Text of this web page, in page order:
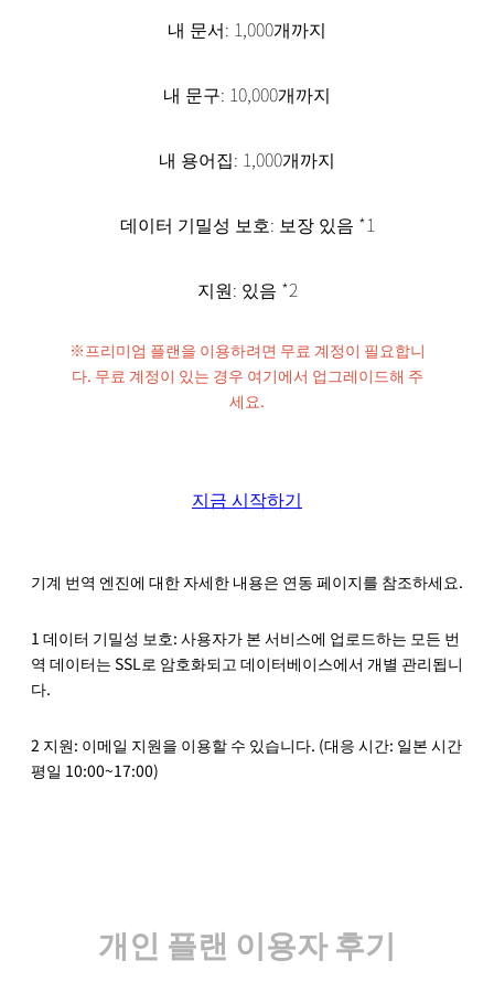
내 문서: 1,000개까지
내 문구: 10,000개까지
내 용어집: 1,000개까지
데이터 기밀성 보호: 보장 있음 *1
지원: 있음 *2
※프리미엄 플랜을 이용하려면 무료 계정이 필요합니
다. 무료 계정이 있는 경우 여기에서 업그레이드해 주
세요.
지금 시작하기
기계 번역 엔진에 대한 자세한 내용은 연동 페이지를 참조하세요.
1 데이터 기밀성 보호: 사용자가 본 서비스에 업로드하는 모든 번
역 데이터는 SSL로 암호화되고 데이터베이스에서 개별 관리됩니
다.
2 지원: 이메일 지원을 이용할 수 있습니다. (대응 시간: 일본 시간
평일 10:00~17:00)
개인 플랜 이용자 후기